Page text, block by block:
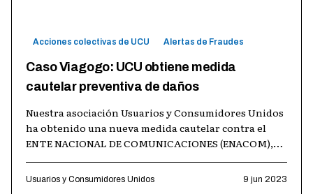
Acciones colectivas de UCU Alertas de Fraudes
Caso Viagogo: UCU obtiene medida
cautelar preventiva de daños
Nuestra asociación Usuarios y Consumidores Unidos
ha obtenido una nueva medida cautelar contra el
ENTE NACIONAL DE COMUNICACIONES (ENACOM),
Usuarios y Consumidores Unidos 9 jun 2023